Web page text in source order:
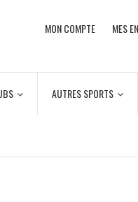
MON COMPTE MES
AUTRES SPORTS